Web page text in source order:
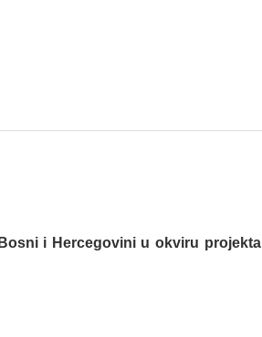
i Hercegovini u okviru projekta